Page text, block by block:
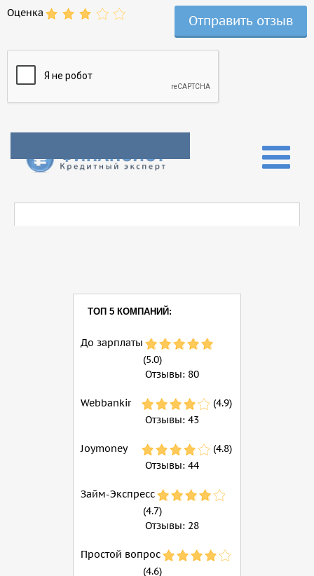
Оценка
ТОП 5 КОМПАНИЙ:
До зарплаты
(5.0)
Отзывы: 80
Webbankir
(4.9)
Отзывы: 43
Joymoney
(4.8)
Отзывы: 44
Займ-Экспресс
(4.7)
Отзывы: 28
Простой вопрос
(4.6)